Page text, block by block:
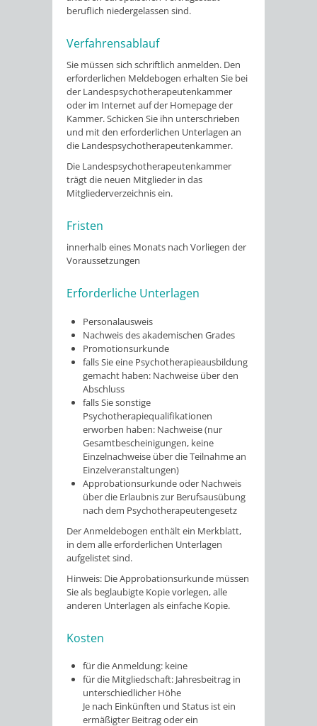
beruflich niedergelassen sind.
Verfahrensablauf
Sie müssen sich schriftlich anmelden. Den
erforderlichen Meldebogen erhalten Sie bei
der Landespsychotherapeutenkammer
oder im Internet auf der Homepage der
Kammer. Schicken Sie ihn unterschrieben
und mit den erforderlichen Unterlagen an
die Landespsychotherapeutenkammer.
Die Landespsychotherapeutenkammer
trägt die neuen Mitglieder in das
Mitgliederverzeichnis ein.
Fristen
innerhalb eines Monats nach Vorliegen der
Voraussetzungen
Erforderliche Unterlagen
Personalausweis
Nachweis des akademischen Grades
Promotionsurkunde
falls Sie eine Psychotherapieausbildung
gemacht haben: Nachweise über den
Abschluss
falls Sie sonstige
Psychotherapiequalifikationen
erworben haben: Nachweise (nur
Gesamtbescheinigungen, keine
Einzelnachweise über die Teilnahme an
Einzelveranstaltungen)
Approbationsurkunde oder Nachweis
über die Erlaubnis zur Berufsausübung
nach dem Psychotherapeutengesetz
Der Anmeldebogen enthält ein Merkblatt,
in dem alle erforderlichen Unterlagen
aufgelistet sind.
Hinweis: Die Approbationsurkunde müssen
Sie als beglaubigte Kopie vorlegen, alle
anderen Unterlagen als einfache Kopie.
Kosten
für die Anmeldung: keine
für die Mitgliedschaft: Jahresbeitrag in
unterschiedlicher Höhe
Je nach Einkünften und Status ist ein
ermäßigter Beitrag oder ein